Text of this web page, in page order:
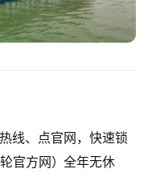
线、点官网，快速锁
官方网）全年无休